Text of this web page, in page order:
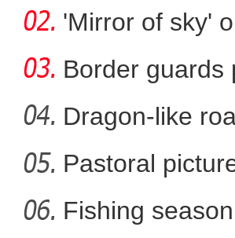
阿
cap
'Mirror of sky'
Border guards
Dragon-like
Pastoral
Fishing